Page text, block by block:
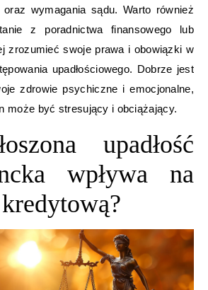
oraz wymagania sądu. Warto również
z poradnictwa finansowego lub
zrozumieć swoje prawa i obowiązki w
upadłościowego. Dobrze jest
zdrowie psychiczne i emocjonalne,
może być stresujący i obciążający.
upadłość
wpływa na